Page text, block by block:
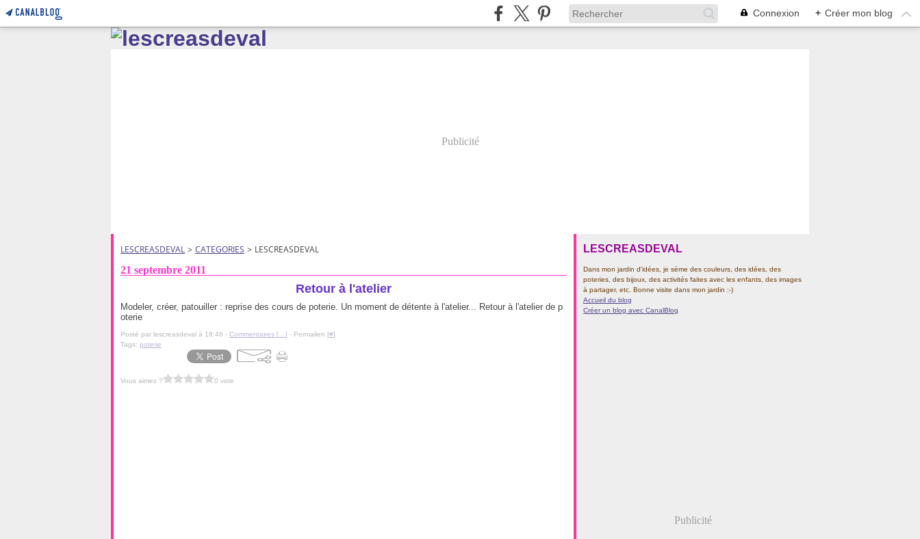
Connexion + Créer mon blog
Publicité
LESCREASDEVAL > CATEGORIES > LESCREASDEVAL
21 septembre 2011
Retour à l'atelier
Modeler, créer, patouiller : reprise des cours de poterie. Un moment de détente à l'atelier... Retour à l'atelier de p
oterie
Posté par lescreasdeval à 18:46 - Commentaires [ ] - Permalien [#]
Tags: poterie
Vous aimez ? 0 vote
LESCREASDEVAL
Dans mon jardin d'idées, je sème des couleurs, des idées, des
poteries, des bijoux, des activités faites avec les enfants, des images
à partager, etc. Bonne visite dans mon jardin :-)
Accueil du blog
Créer un blog avec CanalBlog
Publicité